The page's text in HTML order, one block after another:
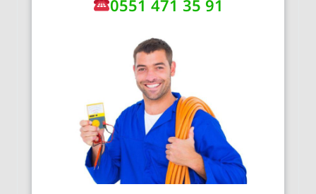
0551 471 35 91